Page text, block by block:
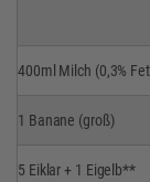
400ml Milch (0,3%
1 Banane (groß)
5 Eiklar + 1 Eigelb**